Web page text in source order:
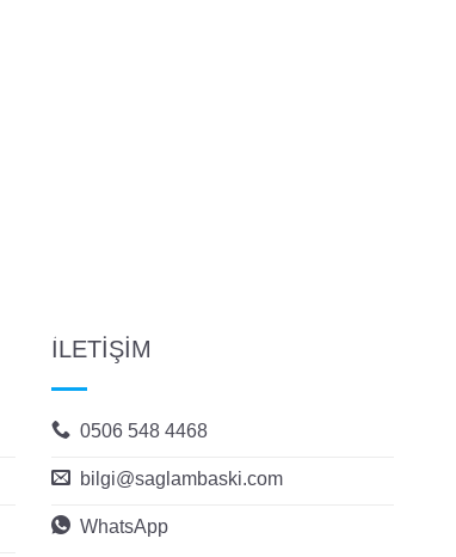
İLETİŞİM
0506 548 4468
bilgi@saglambaski.com
WhatsApp